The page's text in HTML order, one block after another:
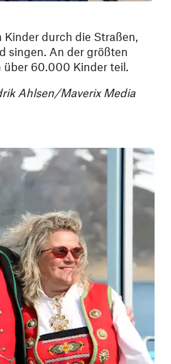
durch die Straßen,
singen. An der größten
über 60.000 Kinder teil.
Ahlsen/Maverix Media